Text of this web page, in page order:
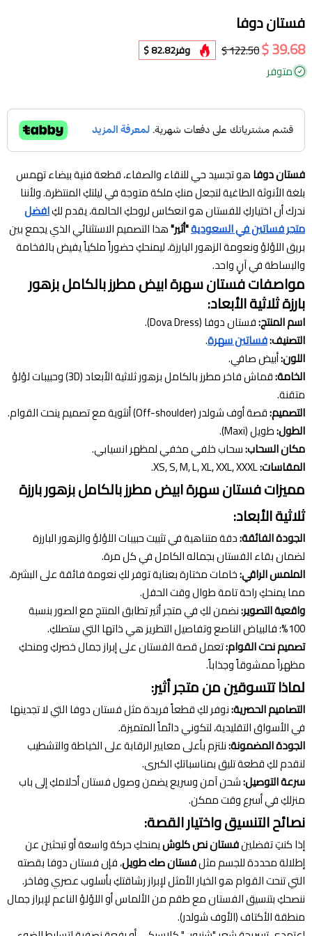
فستان دوفا
39.68 $
122.50 $ وفر82.82 $
متوفر
فستان دوفاهو تجسيد حي للنقاء والصفاء، قطعة فنية بيضاء تهمس
بلغة الأنوثة الطاغية لتجعل منكِ ملكة متوجة في ليلتكِ المنتظرة. ولأننا
ندرك أن اختياركِ للفستان هو انعكاس لروحكِ الحالمة، يقدم لكِافضل
متجر فساتين في السعودية"أثير"هذا التصميم الاستثنائي الذي يجمع بين
بريق اللؤلؤ ونعومة الزهور البارزة، ليمنحكِ حضوراً ملكياً يفيض بالفخامة
والبساطة في آنٍ واحد.
مواصفات فستان سهرة ابيض مطرز بالكامل بزهور
بارزة ثلاثية الأبعاد:
اسم المنتج:فستان دوفا (Dova Dress).
التصنيف:فساتين سهرة.
اللون:أبيض صافي.
الخامة:
قماش فاخر مطرز بالكامل بزهور ثلاثية الأبعاد (3D) وحبيبات لؤلؤ
متقنة.
التصميم:قصة أوف شولدر (Off-shoulder) أنثوية مع تصميم ينحت القوام.
الطول:طويل (Maxi).
مكان السحاب:سحاب خلفي مخفي لمظهر انسيابي.
المقاسات:
مميزات فستان سهرة ابيض مطرز بالكامل بزهور بارزة
ثلاثية الأبعاد:
الجودة الفائقة:دقة متناهية في تثبيت حبيبات اللؤلؤ والزهور البارزة
لضمان بقاء الفستان بجماله الكامل في كل مرة.
الملمس الراقي:خامات مختارة بعناية توفر لكِ نعومة فائقة على البشرة،
مما يمنحكِ راحة تامة طوال وقت الحفل.
واقعية التصوير:نضمن لكِ في متجر أثير تطابق المنتج مع الصور بنسبة
100%؛ فالبياض الناصع وتفاصيل التطريز هي ذاتها التي ستصلكِ.
تصميم نحت القوام:تعمل قصة الفستان على إبراز جمال خصركِ ومنحكِ
مظهراً ممشوقاً وجذاباً.
لماذا تتسوقين من متجر أثير:
التصاميم الحصرية:نوفر لكِ قطعاً فريدة مثل فستان دوفا التي لا تجدينها
في الأسواق التقليدية، لتكوني دائماً المتميزة.
الجودة المضمونة:نلتزم بأعلى معايير الرقابة على الخياطة والتشطيب
لنقدم لكِ قطعة تليق بمناسباتكِ الكبرى.
سرعة التوصيل:شحن آمن وسريع يضمن وصول فستان أحلامكِ إلى باب
منزلكِ في أسرع وقت ممكن.
نصائح التنسيق واختيار القصة:
إذا كنتِ تفضلينفستان نص كلوشيمنحكِ حركة واسعة أو تبحثين عن
إطلالة محددة للجسم مثلفستان صك طويل، فإن فستان دوفا بقصته
التي تنحت القوام هو الخيار الأمثل لإبراز رشاقتكِ بأسلوب عصري وفاخر.
ننصحكِ بتنسيق الفستان مع طقم من الألماس أو اللؤلؤ الناعم لإبراز جمال
منطقة الأكتاف (الأوف شولدر).